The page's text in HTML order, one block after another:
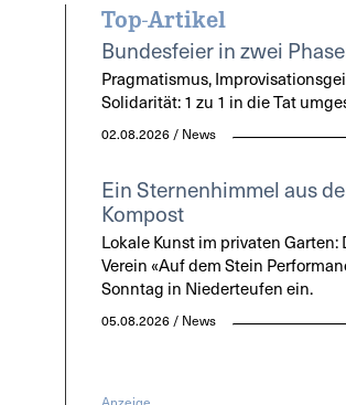
Top-Artikel
Bundesfeier in zwei
Pragmatismus,
Solidarität: 1 zu 1 in die Tat
02.08.2026 / News
Ein Sternenhimmel aus
Kompost
Lokale Kunst im privaten Garten:
Verein «Auf dem Stein
Sonntag in Niederteufen ein.
05.08.2026 / News